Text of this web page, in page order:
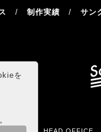
を
制作実績 サン
HEAD OFFICE